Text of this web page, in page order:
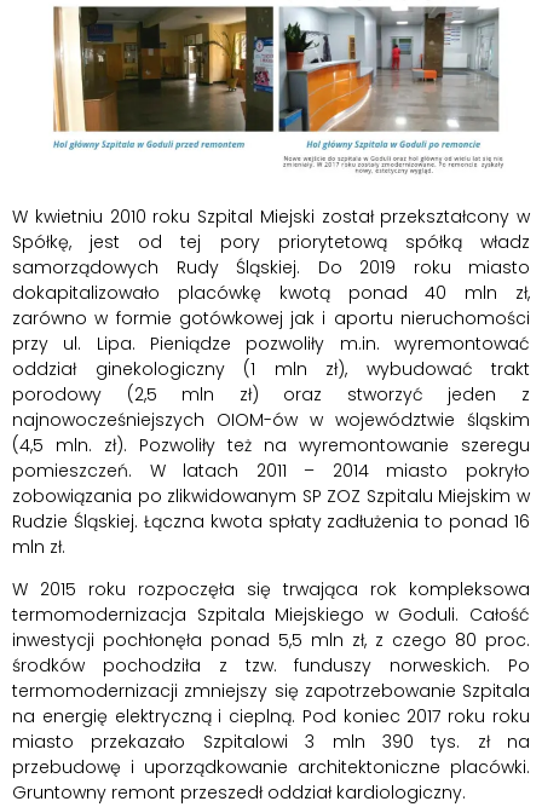
W kwietniu 2010 roku Szpital Miejski został przekształcony w
Spółkę, jest od tej pory priorytetową spółką władz
samorządowych Rudy Śląskiej. Do 2019 roku miasto
dokapitalizowało placówkę kwotą ponad 40 mln zł,
zarówno w formie gotówkowej jak i aportu nieruchomości
przy ul. Lipa. Pieniądze pozwoliły m.in. wyremontować
oddział ginekologiczny (1 mln zł), wybudować trakt
porodowy (2,5 mln zł) oraz stworzyć jeden z
najnowocześniejszych OIOM-ów w województwie śląskim
(4,5 mln. zł). Pozwoliły też na wyremontowanie szeregu
pomieszczeń. W latach 2011 – 2014 miasto pokryło
zobowiązania po zlikwidowanym SP ZOZ Szpitalu Miejskim w
Rudzie Śląskiej. Łączna kwota spłaty zadłużenia to ponad 16
mln zł.
W 2015 roku rozpoczęła się trwająca rok kompleksowa
termomodernizacja Szpitala Miejskiego w Goduli. Całość
inwestycji pochłonęła ponad 5,5 mln zł, z czego 80 proc.
środków pochodziła z tzw. funduszy norweskich. Po
termomodernizacji zmniejszy się zapotrzebowanie Szpitala
na energię elektryczną i cieplną. Pod koniec 2017 roku roku
miasto przekazało Szpitalowi 3 mln 390 tys. zł na
przebudowę i uporządkowanie architektoniczne placówki.
Gruntowny remont przeszedł oddział kardiologiczny.